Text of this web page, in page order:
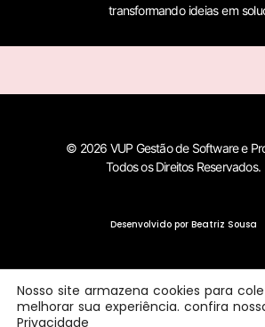
transformando ideias em
© 2026 VUP Gestão de Software e
Todos os Direitos Reservados.
Desenvolvido por Beatriz Sousa
Nosso site armazena cookies para
melhorar sua experiência. confira
Privacidade